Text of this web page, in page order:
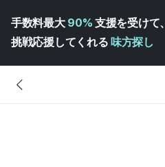
手数料最大 90% 支援を受けて、
挑戦応援してくれる 味方探し